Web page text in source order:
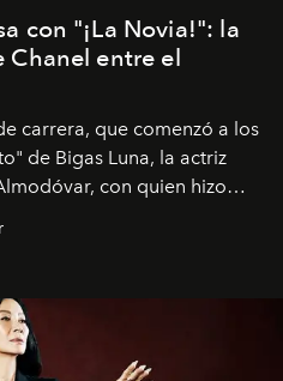
con "¡La Novia!": la
Chanel entre el
carrera, que comenzó a los
de Bigas Luna, la actriz
con quien hizo
entre Europa y